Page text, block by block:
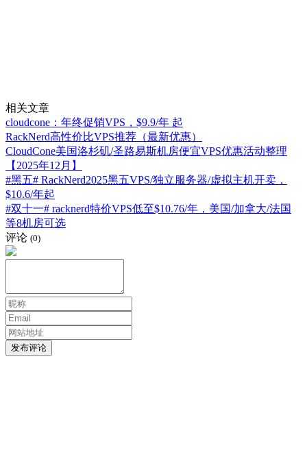
相关文章
cloudcone：年终促销VPS，$9.9/年 起
RackNerd高性价比VPS推荐（最新优惠）
CloudCone美国洛杉矶/圣路易斯机房便宜VPS优惠活动整理
【2025年12月】
#黑五# RackNerd2025黑五VPS/独立服务器/虚拟主机开卖，
$10.6/年起
#双十一# racknerd特价VPS低至$10.76/年，美国/加拿大/法国
等8机房可选
评论 (0)
发布评论